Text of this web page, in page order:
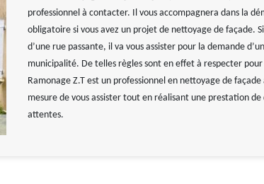
professionnel à contacter. Il vous accompagnera dans la
obligatoire si vous avez un projet de nettoyage de façade.
d’une rue passante, il va vous assister pour la demande
municipalité. De telles règles sont en effet à respecter
Ramonage Z.T est un professionnel en nettoyage de
mesure de vous assister tout en réalisant une prestation
attentes.